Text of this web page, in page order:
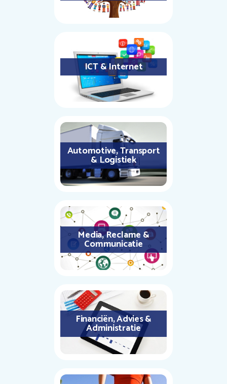
ICT & Internet
Automotive, Transport
& Logistiek
Media, Reclame &
Communicatie
Financiën, Advies &
Administratie